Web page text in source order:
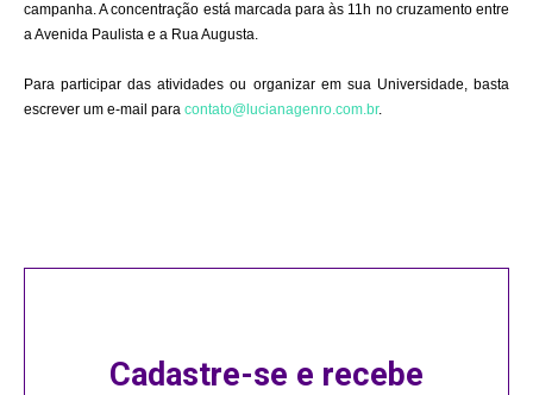
campanha. A concentração está marcada para às 11h no cruzamento entre
a Avenida Paulista e a Rua Augusta.
Para participar das atividades ou organizar em sua Universidade, basta
escrever um e-mail para contato@lucianagenro.com.br.
Cadastre-se e recebe